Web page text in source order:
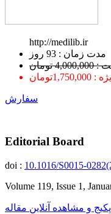
http://medilib.ir
ﻣﺪﺕ ﺯﻣﺎﻥ : 93 ﺭﻭﺯ
تومان
سفارش
Editorial Board
doi : 10.1016/S0015-
Volume 119, Issue 1,
و مشاهده آنلاین مقاله